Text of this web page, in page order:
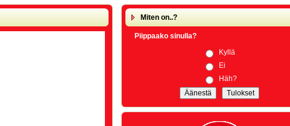
Miten on..?
Piippaako sinulla?
Kyllä
Ei
Häh?